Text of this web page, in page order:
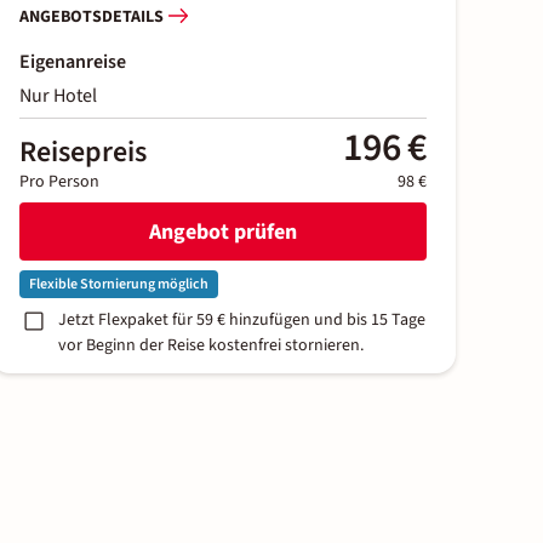
ANGEBOTSDETAILS
Eigenanreise
Nur Hotel
Reisepreis 196 €
Pro Person 98 €
Angebot prüfen
Flexible Stornierung möglich
Jetzt Flexpaket für 59 € hinzufügen und bis 15 Tage
vor Beginn der Reise kostenfrei stornieren.